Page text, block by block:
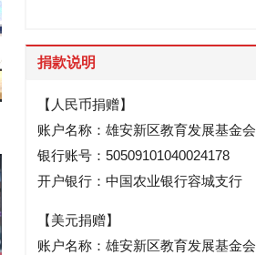
捐款说明
【人民币捐赠】
账户名称：雄安新区教育发展基金会
银行账号：50509101040024178
开户银行：中国农业银行容城支行
【美元捐赠】
账户名称：雄安新区教育发展基金会